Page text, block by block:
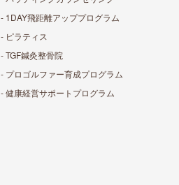
- 1DAY飛距離アッププログラム
- ピラティス
- TGF鍼灸整骨院
- プロゴルファー育成プログラム
- 健康経営サポートプログラム